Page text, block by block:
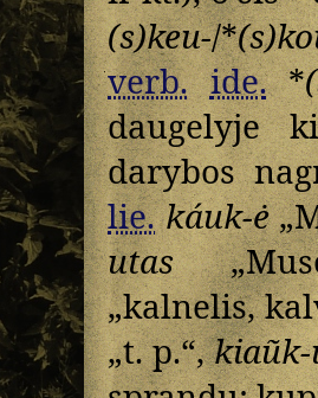
(s)keu-/*
verb. ide.*
daugelyje
darybos
lie. káuk-ė
utas
„kalnelis,
„t. p.“,